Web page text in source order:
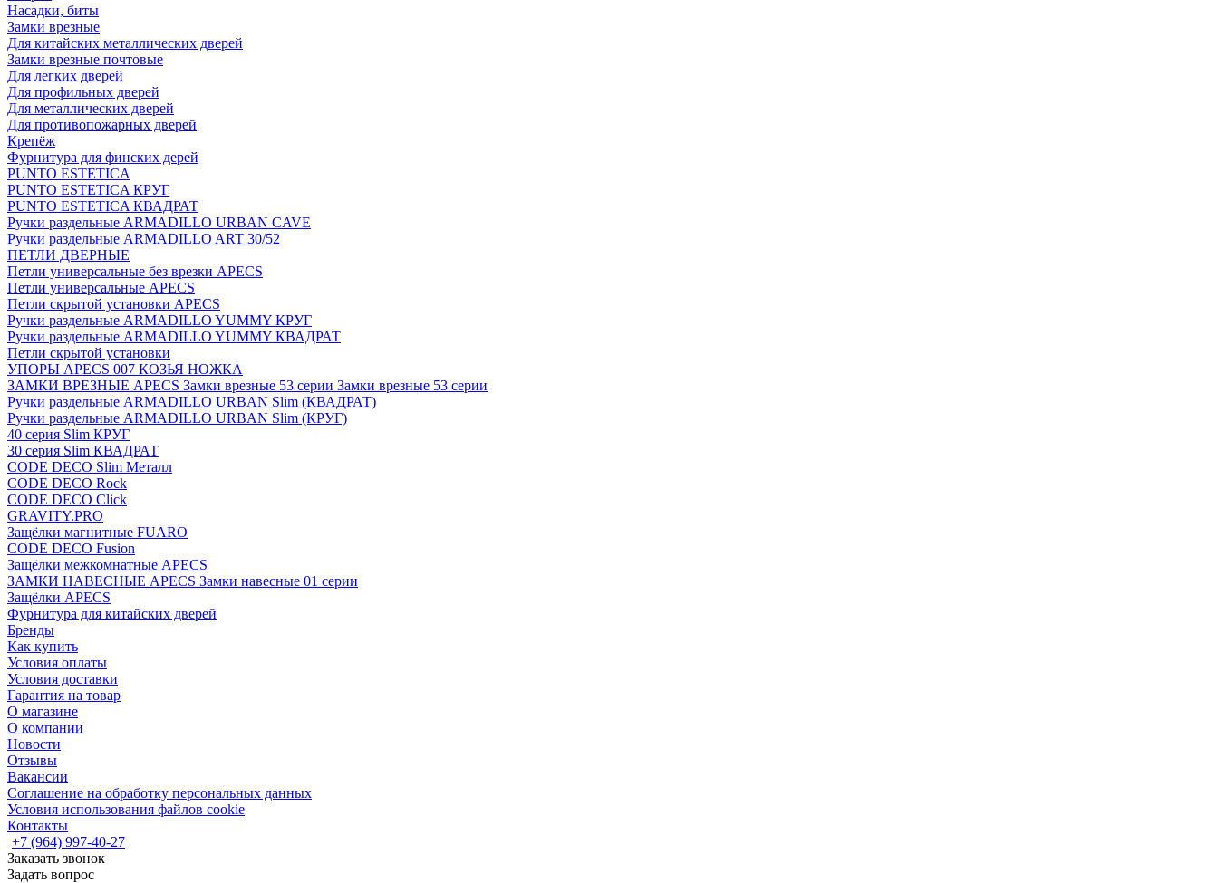
Насадки, биты
Замки врезные
Для китайских металлических дверей
Замки врезные почтовые
Для легких дверей
Для профильных дверей
Для металлических дверей
Для противопожарных дверей
Крепёж
Фурнитура для финских дерей
PUNTO ESTETICA
PUNTO ESTETICA КРУГ
PUNTO ESTETICA КВАДРАТ
Ручки раздельные ARMADILLO URBAN CAVE
Ручки раздельные ARMADILLO ART 30/52
ПЕТЛИ ДВЕРНЫЕ
Петли универсальные без врезки APECS
Петли универсальные APECS
Петли скрытой установки APECS
Ручки раздельные ARMADILLO YUMMY КРУГ
Ручки раздельные ARMADILLO YUMMY КВАДРАТ
Петли скрытой установки
УПОРЫ APECS 007 КОЗЬЯ НОЖКА
ЗАМКИ ВРЕЗНЫЕ APECS Замки врезные 53 серии Замки врезные 53 серии
Ручки раздельные ARMADILLO URBAN Slim (КВАДРАТ)
Ручки раздельные ARMADILLO URBAN Slim (КРУГ)
40 серия Slim КРУГ
30 серия Slim КВАДРАТ
CODE DECO Slim Металл
CODE DECO Rock
CODE DECO Click
GRAVITY.PRO
Защёлки магнитные FUARO
CODE DECO Fusion
Защёлки межкомнатные APECS
ЗАМКИ НАВЕСНЫЕ APECS Замки навесные 01 серии
Защёлки APECS
Фурнитура для китайских дверей
Бренды
Как купить
Условия оплаты
Условия доставки
Гарантия на товар
О магазине
О компании
Новости
Отзывы
Вакансии
Соглашение на обработку персональных данных
Условия использования файлов cookie
Контакты
+7 (964) 997-40-27
Заказать звонок
Задать вопрос